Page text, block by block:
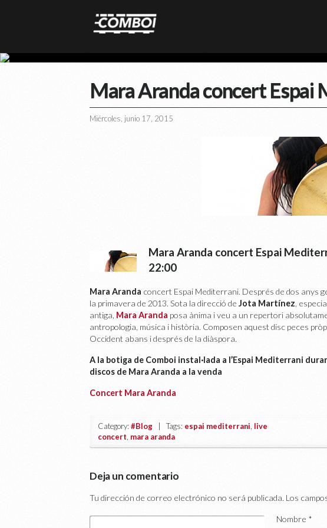
Mara Aranda concert Espai
Miércoles, junio 17, 2015
Mara Aranda concert Espai
22:00
Mara Aranda concert Espai Mediterrani. Després de dos anys
la primavera de 2013. Sota la direcció de Jota Martínez ,
antiga, Mara Aranda posa ànima i veu a un repertori
antropologia, música i història. Composen aquest disc peces
Occident abans i després de la diàspora.
A la botiga de Comboi instal·lada a l’Espai Mediterrani
discos de Mara Aranda a la venda
Concert Mara Aranda
Category: #Blog| Tags: espai mediterrani live
concert mara aranda
Deja un comentario
Tu dirección de correo electrónico no será publicada. Los
Nombre *